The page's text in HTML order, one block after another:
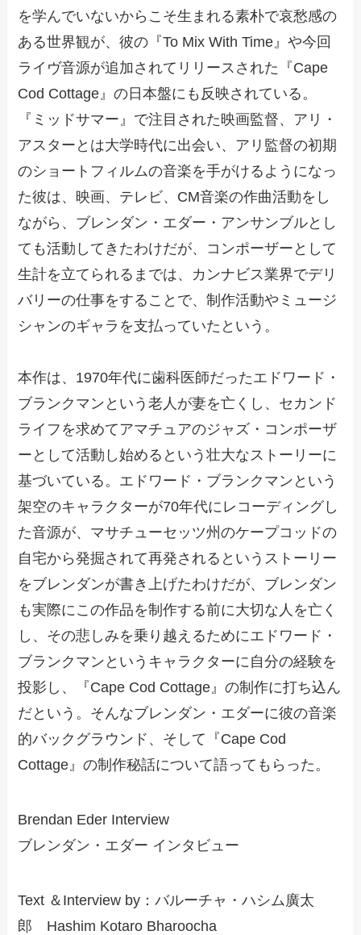
を学んでいないからこそ生まれる素朴で哀愁感の
ある世界観が、彼の『To Mix With Time』や今回
ライヴ音源が追加されてリリースされた『Cape
Cod Cottage』の日本盤にも反映されている。
『ミッドサマー』で注目された映画監督、アリ・
アスターとは大学時代に出会い、アリ監督の初期
のショートフィルムの音楽を手がけるようになっ
た彼は、映画、テレビ、CM音楽の作曲活動をし
ながら、ブレンダン・エダー・アンサンブルとし
ても活動してきたわけだが、コンポーザーとして
生計を立てられるまでは、カンナビス業界でデリ
バリーの仕事をすることで、制作活動やミュージ
シャンのギャラを支払っていたという。
本作は、1970年代に歯科医師だったエドワード・
ブランクマンという老人が妻を亡くし、セカンド
ライフを求めてアマチュアのジャズ・コンポーザ
ーとして活動し始めるという壮大なストーリーに
基づいている。エドワード・ブランクマンという
架空のキャラクターが70年代にレコーディングし
た音源が、マサチューセッツ州のケープコッドの
自宅から発掘されて再発されるというストーリー
をブレンダンが書き上げたわけだが、ブレンダン
も実際にこの作品を制作する前に大切な人を亡く
し、その悲しみを乗り越えるためにエドワード・
ブランクマンというキャラクターに自分の経験を
投影し、『Cape Cod Cottage』の制作に打ち込ん
だという。そんなブレンダン・エダーに彼の音楽
的バックグラウンド、そして『Cape Cod
Cottage』の制作秘話について語ってもらった。
Brendan Eder Interview
ブレンダン・エダー インタビュー
Text ＆Interview by：バルーチャ・ハシム廣太
郎 Hashim Kotaro Bharoocha